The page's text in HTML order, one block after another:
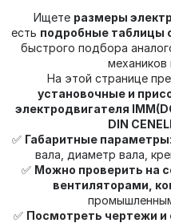
Ищете размеры
есть подробные таблицы
быстрого подбора
механиков
На этой странице
установочные и
электродвигателя
DIN
✅ Габаритные параметры
вала, диаметр вала,
✅ Можно проверить на
вентиляторами,
✅ Посмотреть чертежи и